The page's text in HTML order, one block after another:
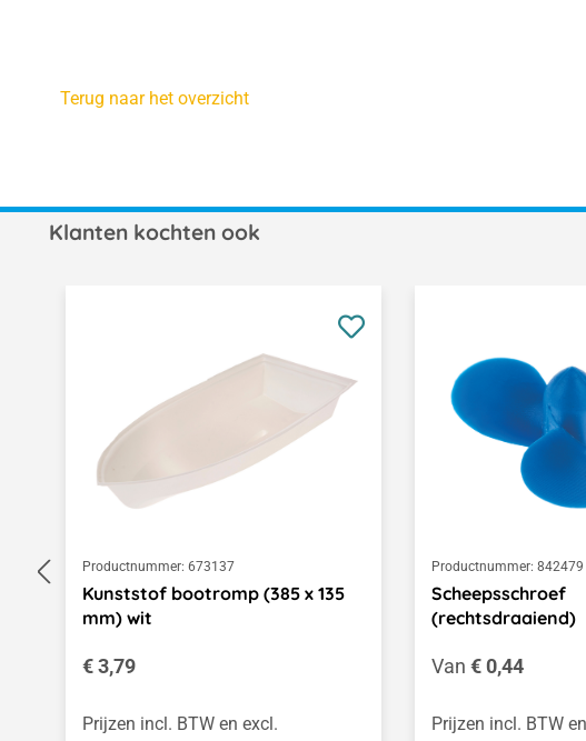
Terug naar het overzicht
Klanten kochten ook
Productnummer: 673137
Kunststof bootromp (385 x 135
mm) wit
Normale prijs:
€ 3,79
Prijzen incl. BTW en excl.
Productnummer: 842479
Scheepsschroef
(rechtsdraaiend)
Normale prijs:
Van € 0,44
Prijzen incl. BTW